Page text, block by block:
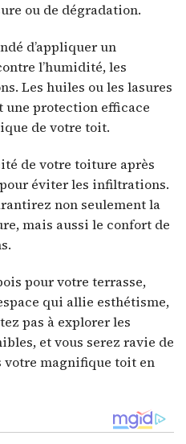
ou de dégradation.
d’appliquer un
l’humidité, les
Les huiles ou les lasures
une protection efficace
de votre toit.
de votre toiture après
éviter les infiltrations.
non seulement la
mais aussi le confort de
pour votre terrasse,
qui allie esthétisme,
pas à explorer les
et vous serez ravie de
votre magnifique toit en